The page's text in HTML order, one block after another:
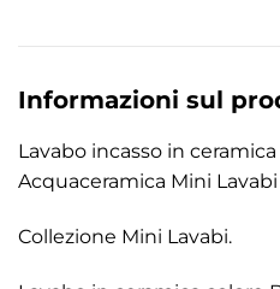
Informazioni sul
Lavabo incasso in
Acquaceramica Mini Lavabi
Collezione Mini Lavabi.